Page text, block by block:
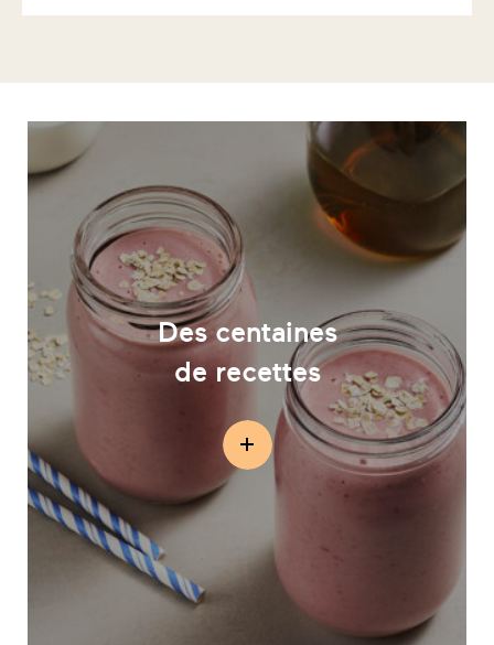
Des centaines
de recettes